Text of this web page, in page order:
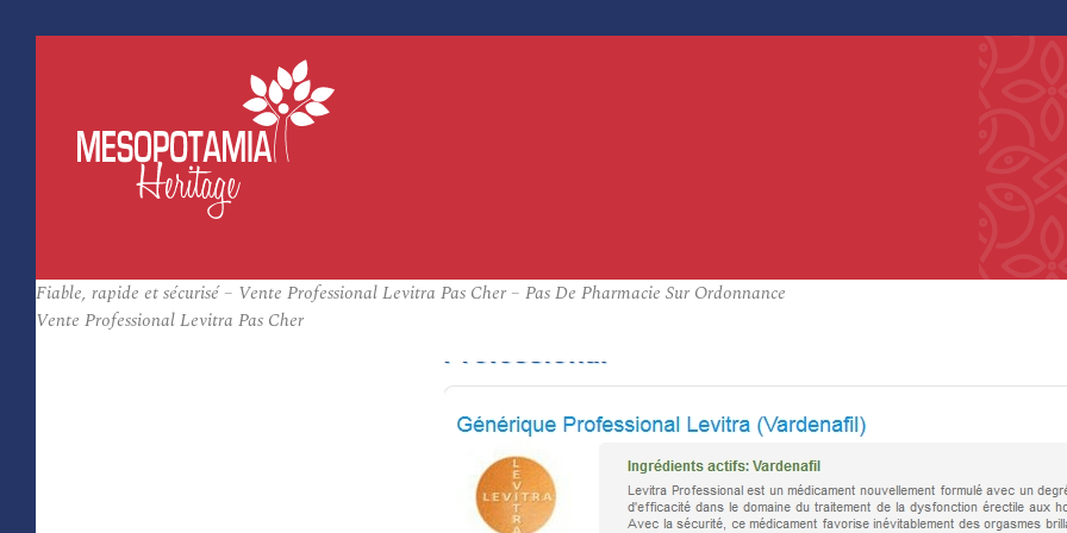
Fiable, rapide et sécurisé – Vente Professional Levitra Pas Cher – Pas De Pharmacie Sur Ordonnance
Vente Professional Levitra Pas Cher